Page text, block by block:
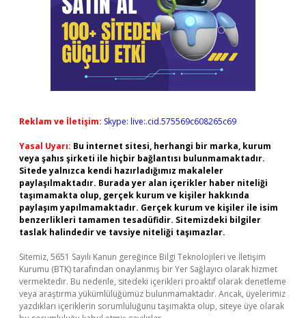
Reklam ve İletişim: Skype: live:.cid.575569c608265c69
Yasal Uyarı: Bu internet sitesi, herhangi bir marka, kurum
veya şahıs şirketi ile hiçbir bağlantısı bulunmamaktadır.
Sitede yalnızca kendi hazırladığımız makaleler
paylaşılmaktadır. Burada yer alan içerikler haber niteliği
taşımamakta olup, gerçek kurum ve kişiler hakkında
paylaşım yapılmamaktadır. Gerçek kurum ve kişiler ile isim
benzerlikleri tamamen tesadüfidir. Sitemizdeki bilgiler
taslak halindedir ve tavsiye niteliği taşımazlar.
Sitemiz, 5651 Sayılı Kanun gereğince Bilgi Teknolojileri ve İletişim
Kurumu (BTK) tarafından onaylanmış bir Yer Sağlayıcı olarak hizmet
vermektedir. Bu nedenle, sitedeki içerikleri proaktif olarak denetleme
veya araştırma yükümlülüğümüz bulunmamaktadır. Ancak, üyelerimiz
yazdıkları içeriklerin sorumluluğunu taşımakta olup, siteye üye olarak